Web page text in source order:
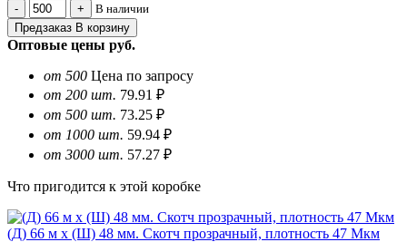
В наличии
Предзаказ В корзину
Оптовые цены руб.
от 500 Цена по запросу
от 200 шт. 79.91 ₽
от 500 шт. 73.25 ₽
от 1000 шт. 59.94 ₽
от 3000 шт. 57.27 ₽
Что пригодится к этой коробке
(Д) 66 м х (Ш) 48 мм. Скотч прозрачный, плотность 47 Мкм